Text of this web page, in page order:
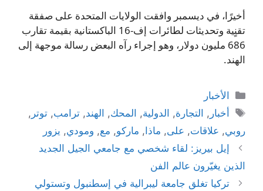
أخيرًا، في ديسمبر وافقت الولايات المتحدة على صفقة
تقنٍية وتحديثات لطائرات إف‑16 الباكستانية بقيمة تقارب
686 مليون دولار، وهو إجراء رآه البعض رسالة موجهة إلى
الهند.
التصنيفات
الأخبار
الوسوم
أخبار , التجارة, الدولية, المحك, الهند,ترامب,توتر ,
روبي, علاقات, على, ماذا, ماركو, مع, ومودي, يزور
إيل بيريز: لقاء شخصي مع جامعي الجيل الجديد
الذين يغيّرون عالم الفن
تركيا تغلق جامعة ليبرالية في إسطنبول وتستولي